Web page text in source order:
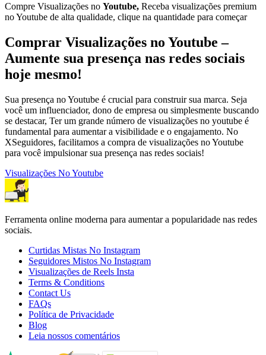
Compre Visualizações no Youtube, Receba visualizações premium
no Youtube de alta qualidade, clique na quantidade para começar
Comprar Visualizações no Youtube –
Aumente sua presença nas redes sociais
hoje mesmo!
Sua presença no Youtube é crucial para construir sua marca. Seja
você um influenciador, dono de empresa ou simplesmente buscando
se destacar, Ter um grande número de visualizações no youtube é
fundamental para aumentar a visibilidade e o engajamento. No
XSeguidores, facilitamos a compra de visualizações no Youtube
para você impulsionar sua presença nas redes sociais!
Visualizações No Youtube
Ferramenta online moderna para aumentar a popularidade nas redes
sociais.
Curtidas Mistas No Instagram
Seguidores Mistos No Instagram
Visualizações de Reels Insta
Terms & Conditions
Contact Us
FAQs
Política de Privacidade
Blog
Leia nossos comentários